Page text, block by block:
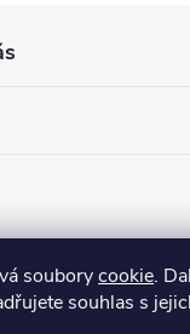
souborycookie.
souhlas s